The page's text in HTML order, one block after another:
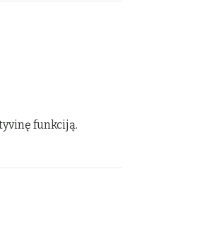
funkciją.